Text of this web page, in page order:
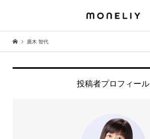
廣木 智代
投稿者プロフィール